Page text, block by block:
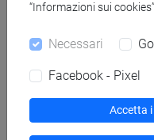
Corsi di studio
[LT40] LINGUE,
E DELL'AFRICA
sud-est asiatico
“Informazioni sui
Necessari
Facebook - Pixel
Accetta